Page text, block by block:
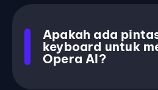
Apakah ada
keyboard untuk
Opera AI?